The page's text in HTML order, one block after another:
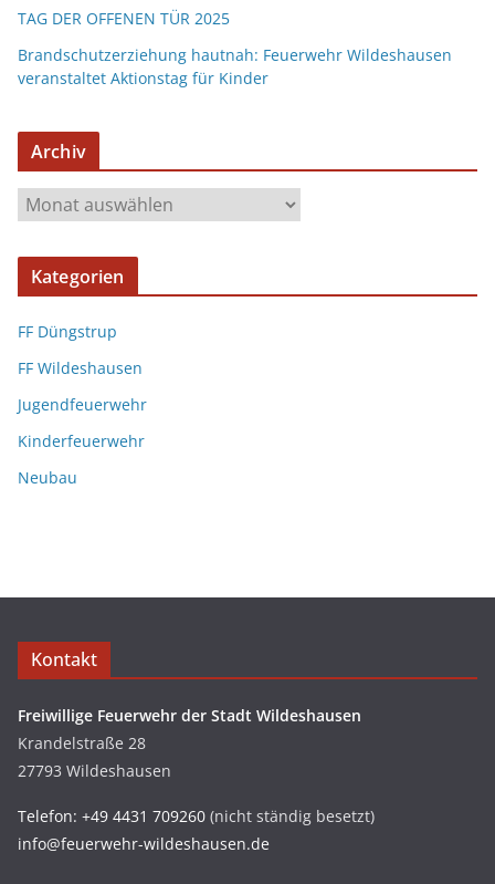
TAG DER OFFENEN TÜR 2025
Brandschutzerziehung hautnah: Feuerwehr Wildeshausen
veranstaltet Aktionstag für Kinder
Archiv
Kategorien
FF Düngstrup
FF Wildeshausen
Jugendfeuerwehr
Kinderfeuerwehr
Neubau
Kontakt
Freiwillige Feuerwehr der Stadt Wildeshausen
Krandelstraße 28
27793 Wildeshausen
Telefon: +49 4431 709260 (nicht ständig besetzt)
info@feuerwehr-wildeshausen.de